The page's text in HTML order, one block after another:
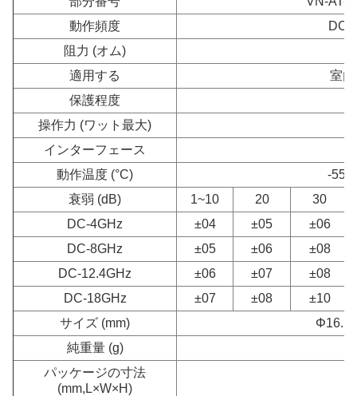
動作頻度
DC-
阻力 (オム)
適用する
室
保護程度
操作力 (ワット最大)
インターフェース
動作温度 (°C)
-
衰弱 (dB)
1~10 20
30
DC-4GHz
±04 ±05
±06
DC-8GHz
±05 ±06
±08
DC-12.4GHz
±06 ±07
±08
DC-18GHz
±07 ±08
±10
サイズ (mm)
純重量 (g)
パッケージの寸法
(mm,L×W×H)